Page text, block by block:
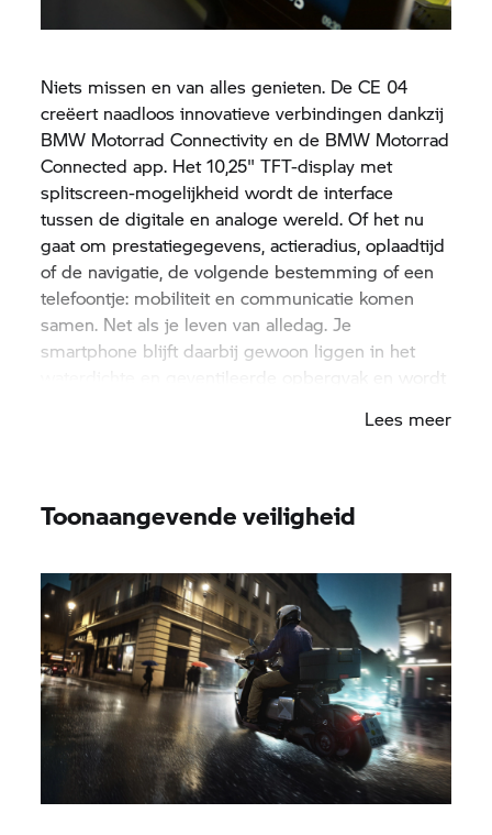
Niets missen en van alles genieten. DeCE 04
creëert naadloos innovatieve verbindingen dankzij
BMW Motorrad Connectivity en de BMW Motorrad
Connected app. Het 10,25" TFT-display met
splitscreen-mogelijkheid wordt de interface
tussen de digitale en analoge wereld. Of het nu
gaat om prestatiegegevens, actieradius, oplaadtijd
of de navigatie, de volgende bestemming of een
telefoontje: mobiliteit en communicatie komen
samen. Net als je leven van alledag. Je
smartphone blijft daarbij gewoon liggen in het
waterdichte en geventileerde opbergvak en wordt
Lees meer
Toonaangevende veiligheid